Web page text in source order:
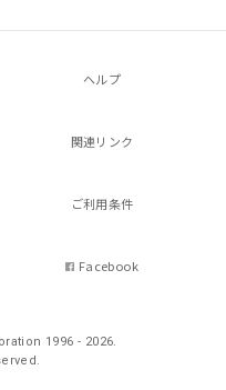
ヘルプ
関連リンク
ご利用条件
Facebook
1996 - 2026.